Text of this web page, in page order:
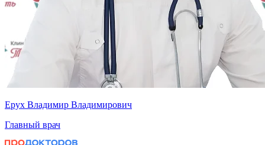
Ерух Владимир Владимирович
Главный врач